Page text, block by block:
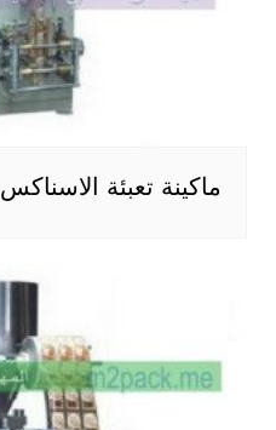
ماكينة تعبئة الاسناكس